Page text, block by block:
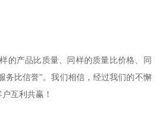
的产品比质量、同样的质量比价格、同
务比信誉”。我们相信，经过我们的不懈
互利共赢！